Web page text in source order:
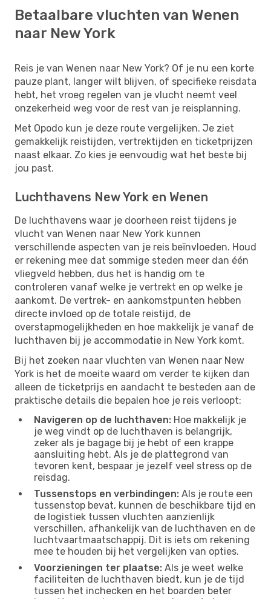
Betaalbare vluchten van Wenen
naar New York
Reis je van Wenen naar New York? Of je nu een korte
pauze plant, langer wilt blijven, of specifieke reisdata
hebt, het vroeg regelen van je vlucht neemt veel
onzekerheid weg voor de rest van je reisplanning.
Met Opodo kun je deze route vergelijken. Je ziet
gemakkelijk reistijden, vertrektijden en ticketprijzen
naast elkaar. Zo kies je eenvoudig wat het beste bij
jou past.
Luchthavens New York en Wenen
De luchthavens waar je doorheen reist tijdens je
vlucht van Wenen naar New York kunnen
verschillende aspecten van je reis beïnvloeden. Houd
er rekening mee dat sommige steden meer dan één
vliegveld hebben, dus het is handig om te
controleren vanaf welke je vertrekt en op welke je
aankomt. De vertrek- en aankomstpunten hebben
directe invloed op de totale reistijd, de
overstapmogelijkheden en hoe makkelijk je vanaf de
luchthaven bij je accommodatie in New York komt.
Bij het zoeken naar vluchten van Wenen naar New
York is het de moeite waard om verder te kijken dan
alleen de ticketprijs en aandacht te besteden aan de
praktische details die bepalen hoe je reis verloopt:
Navigeren op de luchthaven: Hoe makkelijk je
je weg vindt op de luchthaven is belangrijk,
zeker als je bagage bij je hebt of een krappe
aansluiting hebt. Als je de plattegrond van
tevoren kent, bespaar je jezelf veel stress op de
reisdag.
Tussenstops en verbindingen: Als je route een
tussenstop bevat, kunnen de beschikbare tijd en
de logistiek tussen vluchten aanzienlijk
verschillen, afhankelijk van de luchthaven en de
luchtvaartmaatschappij. Dit is iets om rekening
mee te houden bij het vergelijken van opties.
Voorzieningen ter plaatse: Als je weet welke
faciliteiten de luchthaven biedt, kun je de tijd
tussen het inchecken en het boarden beter